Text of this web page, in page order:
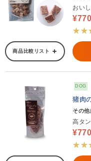
おい
商品比較リスト
DOG
猪肉
その
高タ